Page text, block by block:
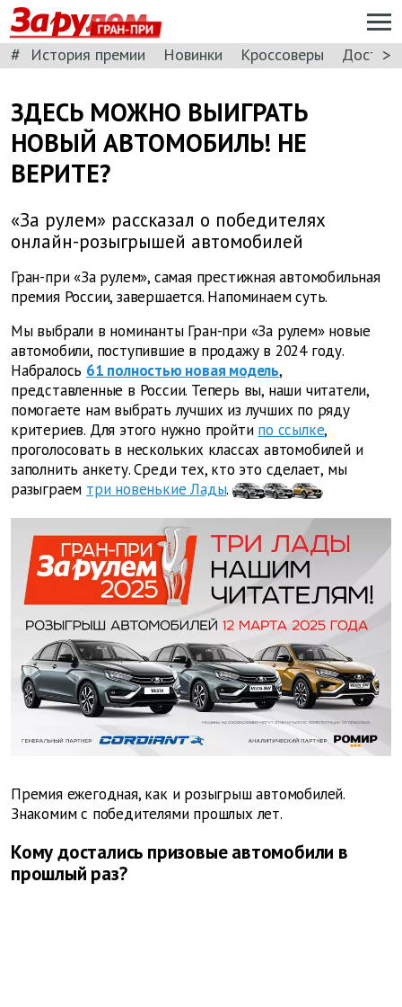
ГРАН-ПРИ
# История премии Новинки Кроссоверы >
ЗДЕСЬ МОЖНО ВЫИГРАТЬ
НОВЫЙ АВТОМОБИЛЬ! НЕ
ВЕРИТЕ?
«За рулем» рассказал о победителях
онлайн-розыгрышей автомобилей
Гран-при «За рулем», самая престижная автомобильная
премия России, завершается. Напоминаем суть.
Мы выбрали в номинанты Гран-при «За рулем» новые
автомобили, поступившие в продажу в 2024 году.
Набралось 61 полностью новая модель,
представленные в России. Теперь вы, наши читатели,
помогаете нам выбрать лучших из лучших по ряду
критериев. Для этого нужно пройти по ссылке,
проголосовать в нескольких классах автомобилей и
заполнить анкету. Среди тех, кто это сделает, мы
разыграем три новенькие Лады.
Премия ежегодная, как и розыгрыш автомобилей.
Знакомим с победителями прошлых лет.
Кому достались призовые автомобили в
прошлый раз?